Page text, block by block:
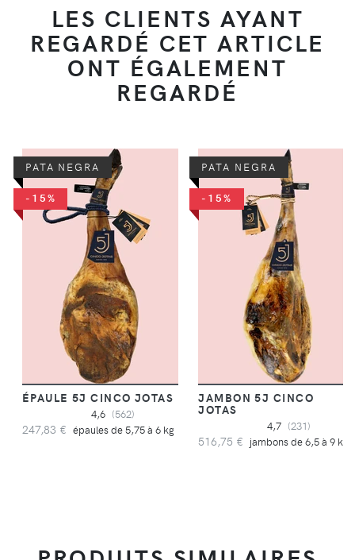
LES CLIENTS AYANT
REGARDÉ CET ARTICLE
ONT ÉGALEMENT
REGARDÉ
PATA NEGRA
-15%
ÉPAULE 5J CINCO JOTAS
4,6 (562)
247,83 € épaules de 5,75 à 6 kg
PATA NEGRA
-15%
JAMBON 5J CINCO
JOTAS
4,7 (231)
516,75 € jambons de 6,5 à 9 kg